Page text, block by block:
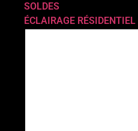
SOLDES
ÉCLAIRAGE RÉSIDENTIEL